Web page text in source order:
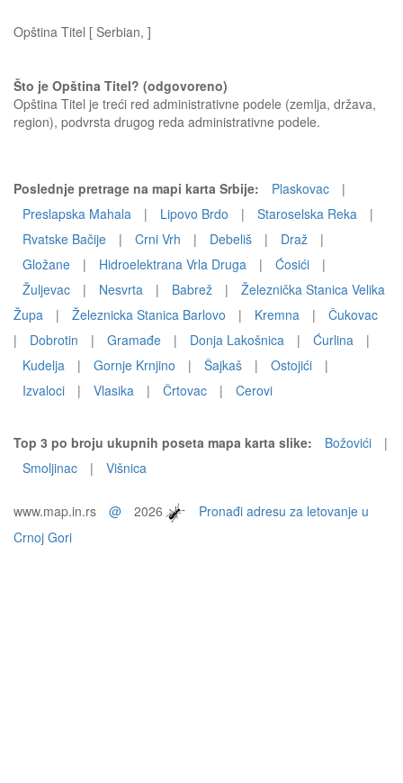
Opština Titel [ Serbian, ]
Što je Opština Titel? (odgovoreno)
Opština Titel je treći red administrativne podele (zemlja, država,
region), podvrsta drugog reda administrativne podele.
Poslednje pretrage na mapi karta Srbije: Plaskovac
|
Preslapska Mahala
| Lipovo Brdo | Staroselska Reka
|
Rvatske Bačije
| Crni Vrh | Debeliš | Draž
|
Gložane
| Hidroelektrana Vrla Druga | Ćosići
|
Žuljevac
| Nesvrta | Babrež |
Železnička Stanica Velika
Župa
| Železnicka Stanica Barlovo | Kremna |
Čukovac
|
Dobrotin | Gramađe | Donja Lakošnica | Ćurlina
|
Kudelja
| Gornje Krnjino | Šajkaš | Ostojići
|
Izvaloci
| Vlasika | Črtovac | Cerovi
Top 3 po broju ukupnih poseta mapa karta slike: Božovići
|
Smoljinac
| Višnica
www.map.in.rs @ 2026
Pronađi adresu za letovanje u
Crnoj Gori